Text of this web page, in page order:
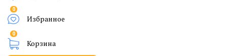
0
Избранное
0
Корзина